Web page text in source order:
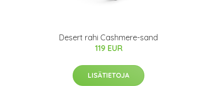
Desert rahi Cashmere-sand
119 EUR
LISÄTIETOJA